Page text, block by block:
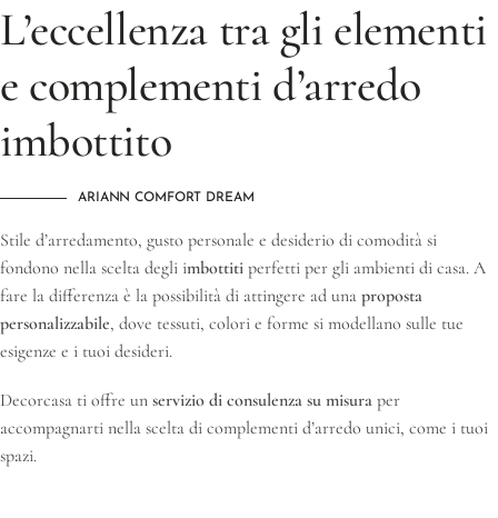
L’eccellenza tra gli elementi
e complementi d’arredo
imbottito
ARIANN COMFORT DREAM
Stile d’arredamento, gusto personale e desiderio di comodità si
fondono nella scelta degli imbottiti perfetti per gli ambienti di casa. A
fare la differenza è la possibilità di attingere ad una proposta
personalizzabile, dove tessuti, colori e forme si modellano sulle tue
esigenze e i tuoi desideri.
Decorcasa ti offre un servizio di consulenza su misura per
accompagnarti nella scelta di complementi d’arredo unici, come i tuoi
spazi.